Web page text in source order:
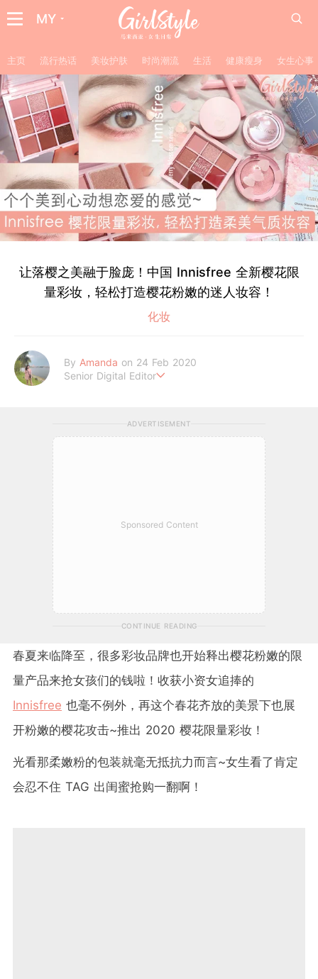
MY
主页 流行热话 美妆护肤 时尚潮流 生活 健康瘦身 女生心事
让落樱之美融于脸庞！中国 Innisfree 全新樱花限
量彩妆，轻松打造樱花粉嫩的迷人妆容！
化妆
By Amanda on 24 Feb 2020
Senior Digital Editor
皆收获热烈反响。她通过 GirlStyle MY ，让读者们不管何时何地
都能掌握最新的资讯，让女性成为更好更潮的自己！
ADVERTISEMENT
Sponsored Content
CONTINUE READING
春夏来临降至，很多彩妆品牌也开始释出樱花粉嫩的限
量产品来抢女孩们的钱啦！收获小资女追捧的
Innisfree 也毫不例外，再这个春花齐放的美景下也展
开粉嫩的樱花攻击~推出 2020 樱花限量彩妆！
光看那柔嫩粉的包装就毫无抵抗力而言~女生看了肯定
会忍不住 TAG 出闺蜜抢购一翻啊！